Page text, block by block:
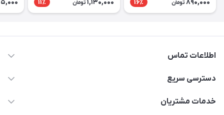
890,000 تومان 16٪ 1,130,000 تومان 11٪
اطلاعات تماس
09371742423
دسترسی سریع
حساب کاربری
خدمات مشتریان